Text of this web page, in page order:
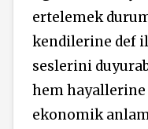
ertelemek
kendilerine def
seslerini
hem hayallerine
ekonomik